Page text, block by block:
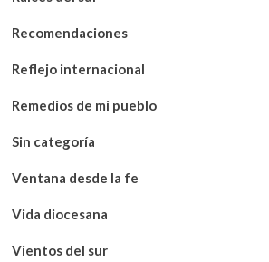
Recomendaciones
Reflejo internacional
Remedios de mi pueblo
Sin categoría
Ventana desde la fe
Vida diocesana
Vientos del sur